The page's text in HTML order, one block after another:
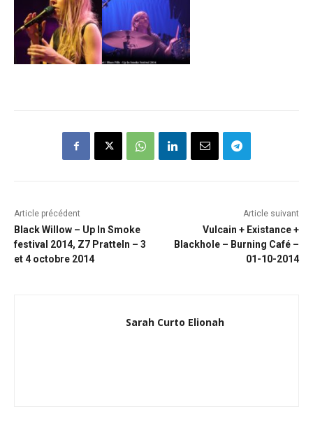
Article précédent
Black Willow – Up In Smoke
festival 2014, Z7 Pratteln – 3
et 4 octobre 2014
Article suivant
Vulcain + Existance +
Blackhole – Burning Café –
01-10-2014
Sarah Curto Elionah